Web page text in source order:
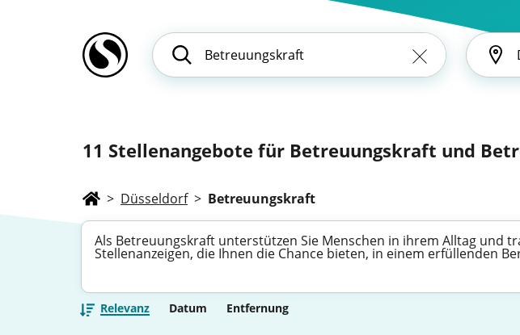
11 Stellenangebote für Betreuungskraft und
> Düsseldorf > Betreuungskraft
Als Betreuungskraft unterstützen Sie Menschen in ihrem Alltag und
Stellenanzeigen, die Ihnen die Chance bieten, in einem erfüllenden
Relevanz Datum Entfernung